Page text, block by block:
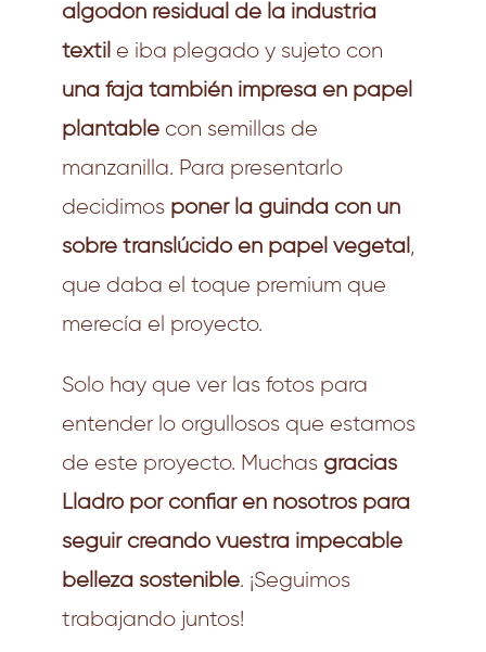
algodón residual de la industria
textil e iba plegado y sujeto con
una faja también impresa en papel
plantable con semillas de
manzanilla. Para presentarlo
decidimos poner la guinda con un
sobre translúcido en papel vegetal ,
que daba el toque premium que
merecía el proyecto.
Solo hay que ver las fotos para
entender lo orgullosos que estamos
de este proyecto. Muchas gracias
Lladró por confiar en nosotros para
seguir creando vuestra impecable
belleza sostenible. ¡Seguimos
trabajando juntos!